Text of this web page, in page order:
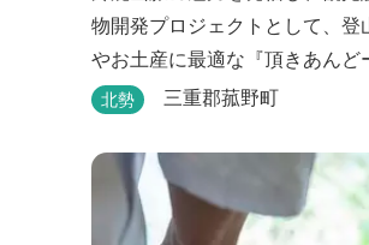
物開発プロジェクトとして、登
やお土産に最適な『頂きあんど
の老舗和菓子店「岩嶋屋」から
自分だけの「頂き」を目指す人
的が人それぞれであるように、
（頂き）も人それぞれ。どんな
北勢 三重郡菰野町